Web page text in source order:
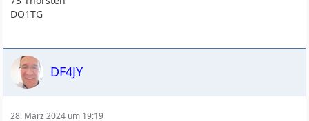
DO1TG
DF4JY
28. März 2024 um 19:19